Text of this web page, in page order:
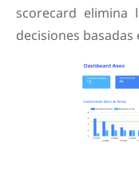
scorecard elimina
decisiones